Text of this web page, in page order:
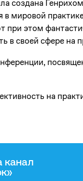
создана
в мировой
этом
в своей сфере на
на
канал